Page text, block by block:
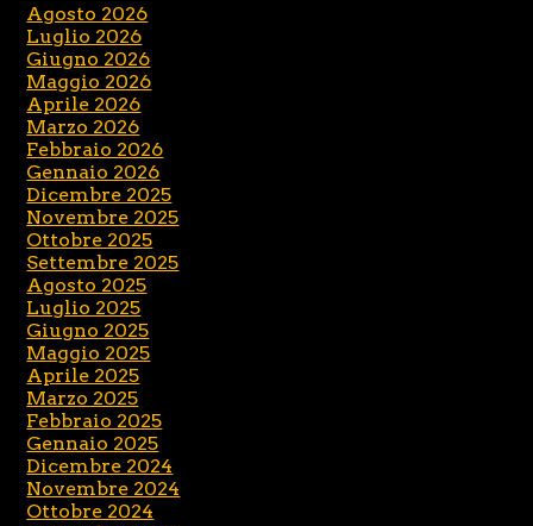
Agosto 2026
Luglio 2026
Giugno 2026
Maggio 2026
Aprile 2026
Marzo 2026
Febbraio 2026
Gennaio 2026
Dicembre 2025
Novembre 2025
Ottobre 2025
Settembre 2025
Agosto 2025
Luglio 2025
Giugno 2025
Maggio 2025
Aprile 2025
Marzo 2025
Febbraio 2025
Gennaio 2025
Dicembre 2024
Novembre 2024
Ottobre 2024